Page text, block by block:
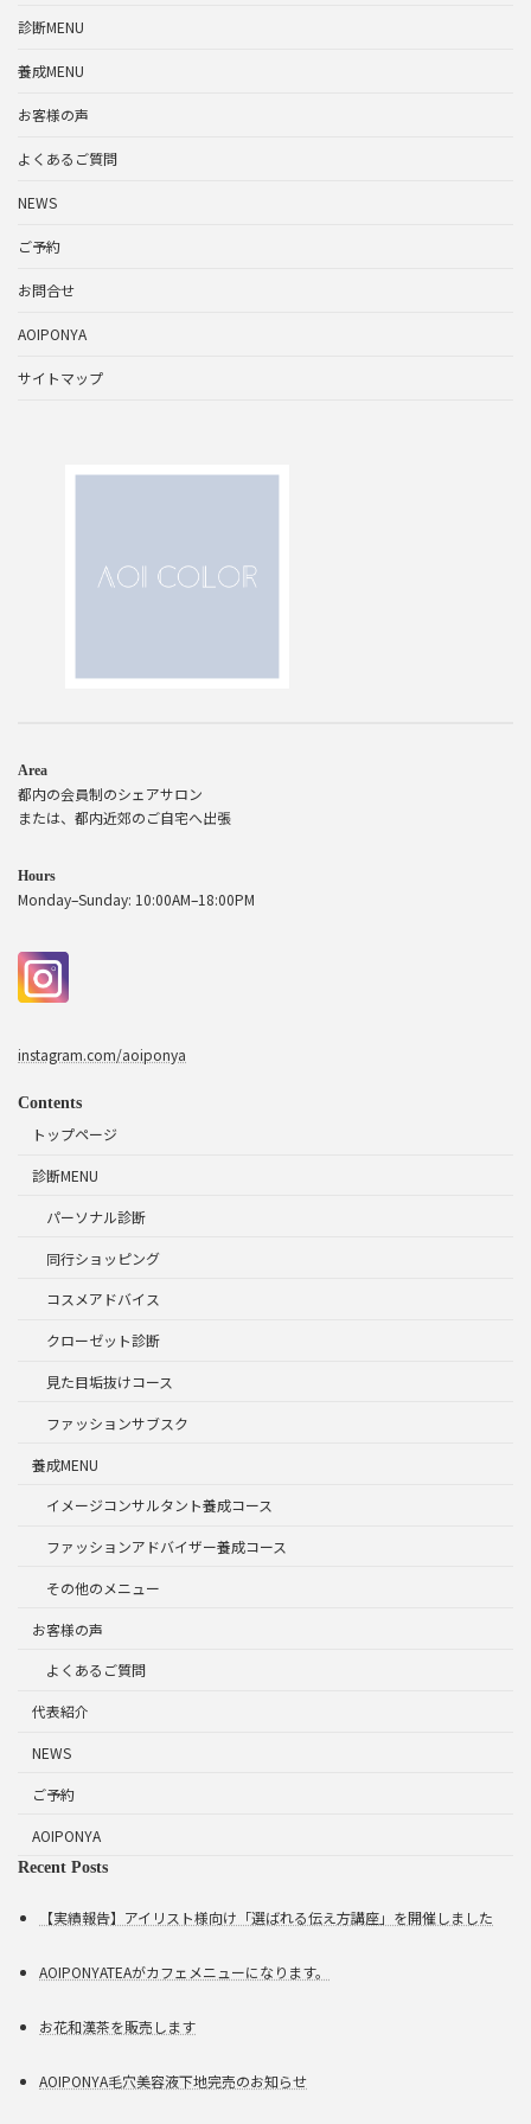
診断MENU
養成MENU
お客様の声
よくあるご質問
NEWS
ご予約
お問合せ
AOIPONYA
サイトマップ
Area
都内の会員制のシェアサロン
または、都内近郊のご自宅へ出張
Hours
Monday–Sunday: 10:00AM–18:00PM
instagram.com/aoiponya
Contents
トップページ
診断MENU
パーソナル診断
同行ショッピング
コスメアドバイス
クローゼット診断
見た目垢抜けコース
ファッションサブスク
養成MENU
イメージコンサルタント養成コース
ファッションアドバイザー養成コース
その他のメニュー
お客様の声
よくあるご質問
代表紹介
NEWS
ご予約
AOIPONYA
Recent Posts
【実績報告】アイリスト様向け「選ばれる伝え方講座」を開催しました
AOIPONYATEAがカフェメニューになります。
お花和漢茶を販売します
AOIPONYA毛穴美容液下地完売のお知らせ